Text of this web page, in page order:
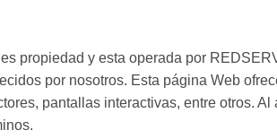
propiedad y esta operada por
por nosotros. Esta página Web
pantallas interactivas, entre otros.